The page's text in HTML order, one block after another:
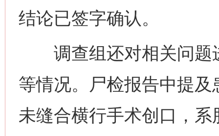
结论已签字确认。
调查组还对相关问题
等情况。尸检报告中提
未缝合横行手术创口，